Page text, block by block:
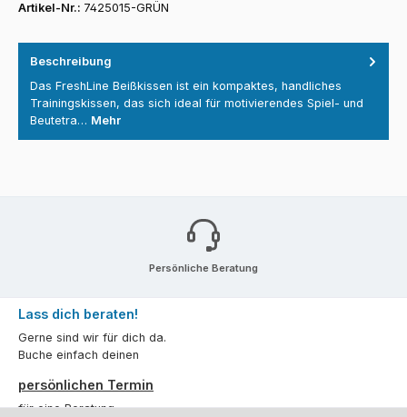
Artikel-Nr.: 7425015-GRÜN
Beschreibung
Das FreshLine Beißkissen ist ein kompaktes, handliches
Trainingskissen, das sich ideal für motivierendes Spiel- und
Beutetra… Mehr
Persönliche Beratung
Lass dich beraten!
Gerne sind wir für dich da.
Buche einfach deinen
persönlichen Termin
für eine Beratung.